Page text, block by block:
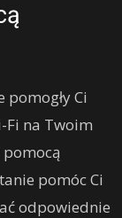
pomogły Ci
Fi na Twoim
pomocą
pomóc Ci
odpowiednie